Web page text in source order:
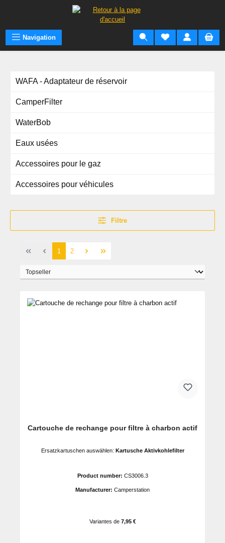
Passer au contenu principal
Navigation
WAFA - Adaptateur de réservoir
CamperFilter
WaterBob
Eaux usées
Accessoires pour le gaz
Accessoires pour véhicules
Filtre
Page
1 Page
2
Cartouche de rechange pour filtre à charbon actif
Ersatzkartuschen auswählen: Kartusche Aktivkohlefilter
Product number: CS3006.3
Manufacturer: Camperstation
Variantes de7,95 €